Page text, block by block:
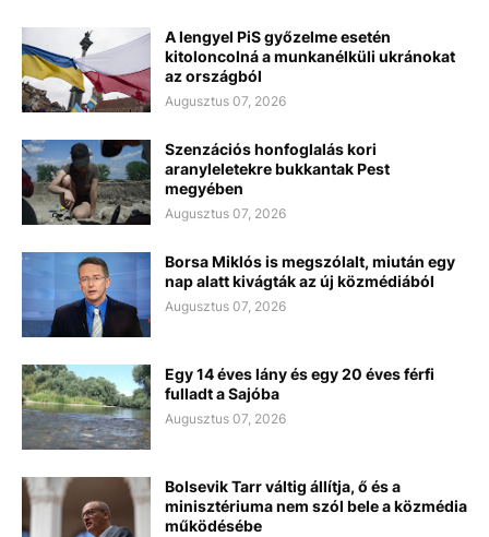
A lengyel PiS győzelme esetén
kitoloncolná a munkanélküli ukránokat
az országból
Augusztus 07, 2026
Szenzációs honfoglalás kori
aranyleletekre bukkantak Pest
megyében
Augusztus 07, 2026
Borsa Miklós is megszólalt, miután egy
nap alatt kivágták az új közmédiából
Augusztus 07, 2026
Egy 14 éves lány és egy 20 éves férfi
fulladt a Sajóba
Augusztus 07, 2026
Bolsevik Tarr váltig állítja, ő és a
minisztériuma nem szól bele a közmédia
működésébe